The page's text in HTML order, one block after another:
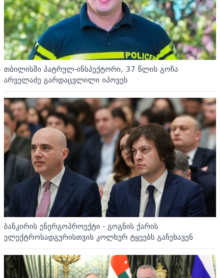
თბილისში პატრულ-ინსპექტორი, 37 წლის გოჩა
არველაძე გარდაცვლილი იპოვეს
ბანკირის ენერგოპროექტი - გოგნის ქარის
ელექტროსადგურისთვის კოლხურ ტყეებს გაჩეხავენ